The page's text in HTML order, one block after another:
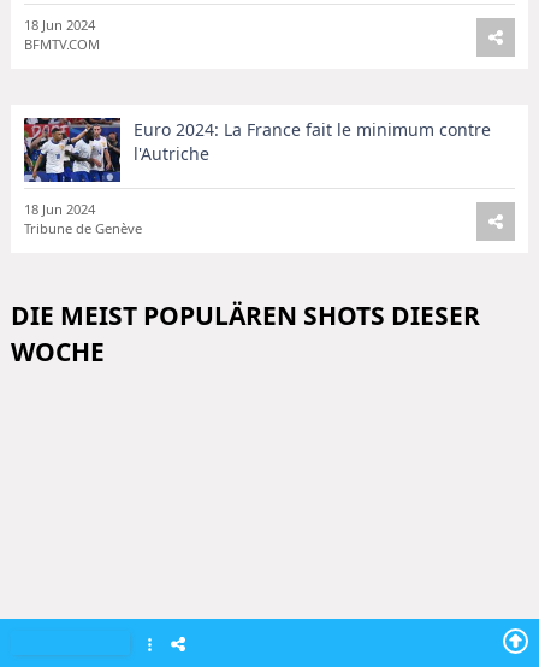
18 Jun 2024
BFMTV.COM
Euro 2024: La France fait le minimum contre
l'Autriche
18 Jun 2024
Tribune de Genève
DIE MEIST POPULÄREN SHOTS DIESER
WOCHE
Share this widget